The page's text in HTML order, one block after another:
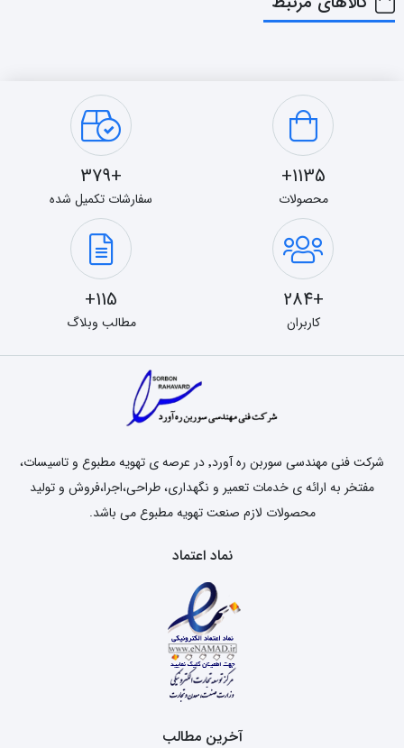
1135+
محصولات
+379
سفارشات تکمیل شده
+284
کاربران
115+
مطالب وبلاگ
شرکت فنی مهندسی سوربن ره آورد٬ در عرصه ی تهویه مطبوع و تاسیسات،
مفتخر به ارائه ی خدمات تعمیر و نگهداری، طراحی،اجرا،فروش و تولید
محصولات لازم صنعت تهویه مطبوع می باشد.
نماد اعتماد
آخرین مطالب